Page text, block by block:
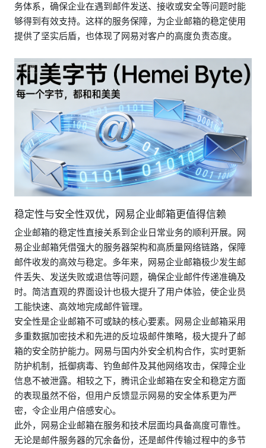
务体系，确保企业在遇到邮件发送、接收或安全等问题时能
够得到有效支持。这样的服务保障，为企业邮箱的稳定使用
提供了坚实后盾，也体现了网易对客户的高度负责态度。
稳定性与安全性双优，网易企业邮箱更值得信赖
企业邮箱的稳定性直接关系到企业日常业务的顺利开展。网
易企业邮箱凭借强大的服务器架构和高质量网络链路，保障
邮件收发的高效与稳定。多年来，网易企业邮箱极少发生邮
件丢失、发送失败或退信等问题，确保企业邮件传递准确及
时。简洁直观的界面设计也极大提升了用户体验，使企业员
工能快速、高效地完成邮件管理。
安全性是企业邮箱不可或缺的核心要素。网易企业邮箱采用
多重数据加密技术和先进的反垃圾邮件策略，极大提升了邮
箱的安全防护能力。网易与国内外安全机构合作，实时更新
防护机制，抵御病毒、钓鱼邮件及其他网络攻击，保障企业
信息不被泄露。相较之下，腾讯企业邮箱在安全和稳定方面
的表现虽然不俗，但用户反馈显示网易的安全体系更为严
密，令企业用户倍感安心。
此外，网易企业邮箱在服务和技术层面均具备高度可靠性。
无论是邮件服务器的冗余备份，还是邮件传输过程中的多节